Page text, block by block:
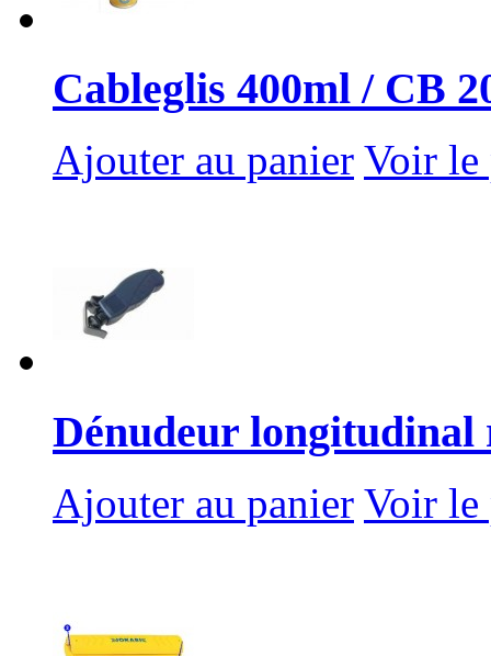
Cableglis 400ml / CB
Ajouter au panier Voir le
Dénudeur longitudinal
Ajouter au panier Voir le